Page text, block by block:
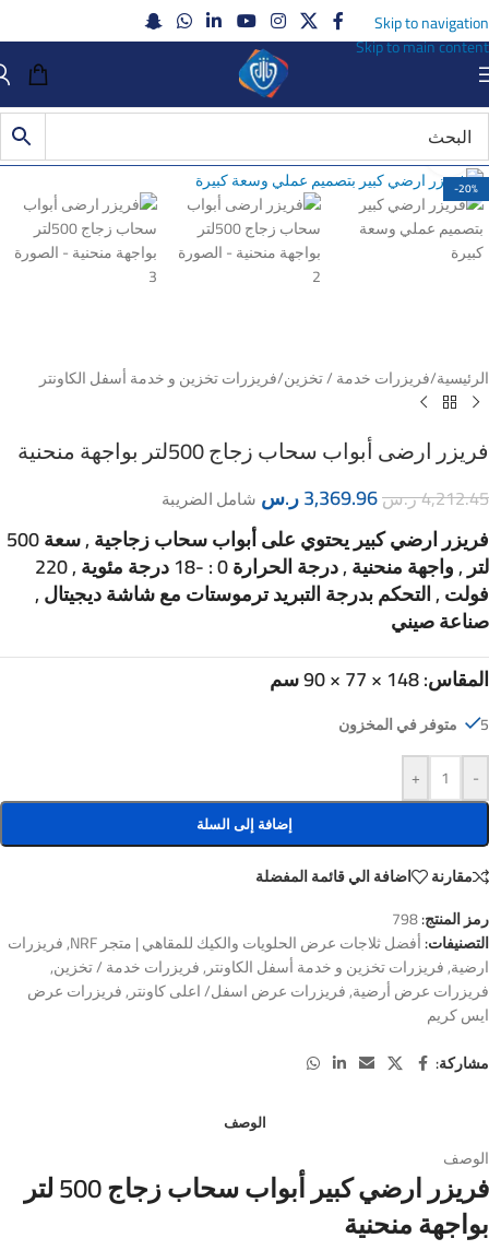
Skip to navigation
Skip to main content
-20%
الرئيسية/فريزرات خدمة / تخزين/فريزرات تخزين و خدمة أسفل الكاونتر
فريزر ارضى أبواب سحاب زجاج 500لتر بواجهة منحنية
4,212.45ر.س3,369.96ر.س شامل الضريبة
فريزر ارضي كبير يحتوي على أبواب سحاب زجاجية , سعة 500
لتر , واجهة منحنية , درجة الحرارة 0 : -18 درجة مئوية , 220
فولت , التحكم بدرجة التبريد ترموستات مع شاشة ديجيتال ,
صناعة صيني
المقاس: 148 × 77 × 90 سم
5 متوفر في المخزون
-
+
إضافة إلى السلة
مقارنة
اضافة الي قائمة المفضلة
رمز المنتج:798
التصنيفات:أفضل ثلاجات عرض الحلويات والكيك للمقاهي | متجر NRF ,فريزرات
ارضية,فريزرات تخزين و خدمة أسفل الكاونتر,فريزرات خدمة / تخزين,
فريزرات عرض أرضية,فريزرات عرض اسفل/ اعلى كاونتر,فريزرات عرض
ايس كريم
مشاركة:
الوصف
الوصف
فريزر ارضي كبير أبواب سحاب زجاج 500 لتر
بواجهة منحنية